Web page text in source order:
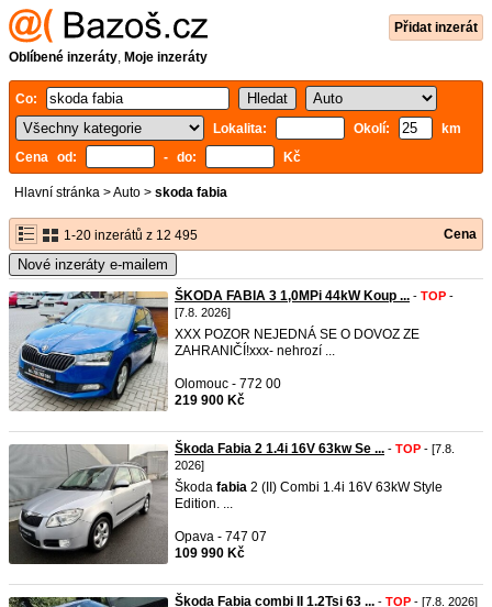
Přidat inzerát
Oblíbené inzeráty, Moje inzeráty
Co:
Lokalita:
Okolí:
km
Cena od:
- do: Kč
Hlavní stránka >Auto > skoda fabia
1-20 inzerátů z 12 495 Cena
Nové inzeráty e-mailem
ŠKODA FABIA 3 1,0MPi 44kW Koup ... - TOP -
[7.8. 2026]
XXX POZOR NEJEDNÁ SE O DOVOZ ZE
ZAHRANIČÍ!xxx- nehrozí ...
Olomouc - 772 00
219 900 Kč
Škoda Fabia 2 1.4i 16V 63kw Se ... - TOP - [7.8.
2026]
Škoda fabia 2 (II) Combi 1.4i 16V 63kW Style
Edition. ...
Opava - 747 07
109 990 Kč
Škoda Fabia combi II 1.2Tsi 63 ... - TOP - [7.8. 2026]